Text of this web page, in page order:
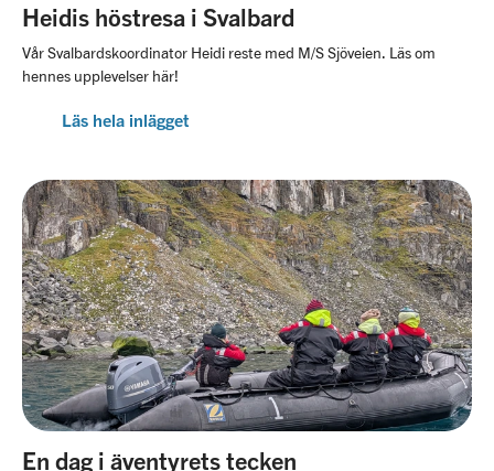
Heidis höstresa i Svalbard
Vår Svalbardskoordinator Heidi reste med M/S Sjöveien. Läs om
hennes upplevelser här!
Läs hela inlägget
En dag i äventyrets tecken